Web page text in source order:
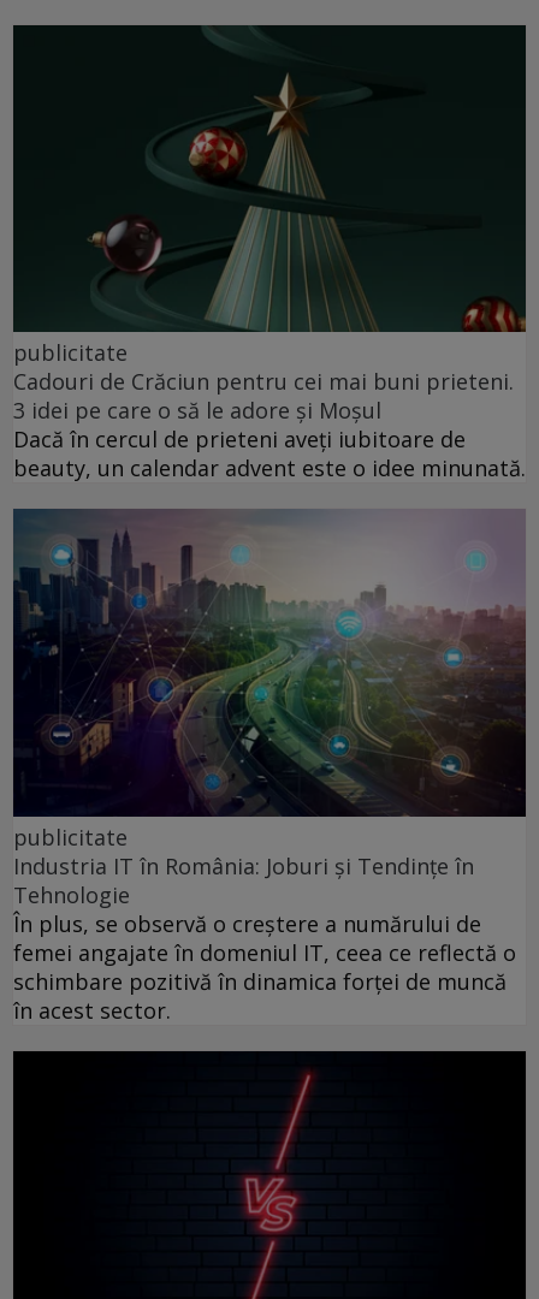
publicitate
Cadouri de Crăciun pentru cei mai buni prieteni.
3 idei pe care o să le adore și Moșul
Dacă în cercul de prieteni aveți iubitoare de
beauty, un calendar advent este o idee minunată.
publicitate
Industria IT în România: Joburi și Tendințe în
Tehnologie
În plus, se observă o creștere a numărului de
femei angajate în domeniul IT, ceea ce reflectă o
schimbare pozitivă în dinamica forței de muncă
în acest sector.